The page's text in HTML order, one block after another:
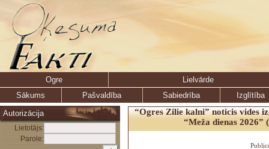
Ogre
Lielvārde
Sākums
Pašvaldība Sabiedrība
Izglītība
Autorizācija
Lietotājs:
Parole:
“Ogres Zilie kalni” noticis vides
“Meža dienas 2026”